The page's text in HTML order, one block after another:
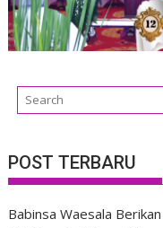
POST TERBARU
Babinsa Waesala